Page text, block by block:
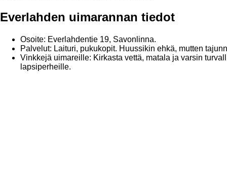
Everlahden uimarannan tiedot
Osoite: Everlahdentie 19, Savonlinna.
Palvelut: Laituri, pukukopit. Huussikin ehkä, mutten
Vinkkejä uimareille: Kirkasta vettä, matala ja varsin
lapsiperheille.